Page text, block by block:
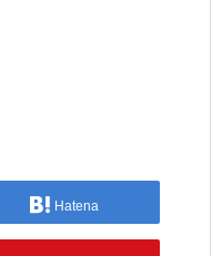
Hatena